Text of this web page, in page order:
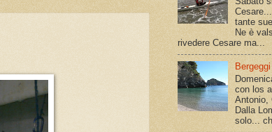
tante
Ne è
rivedere Cesare ma...
con los
Antonio,
Dalla
solo...